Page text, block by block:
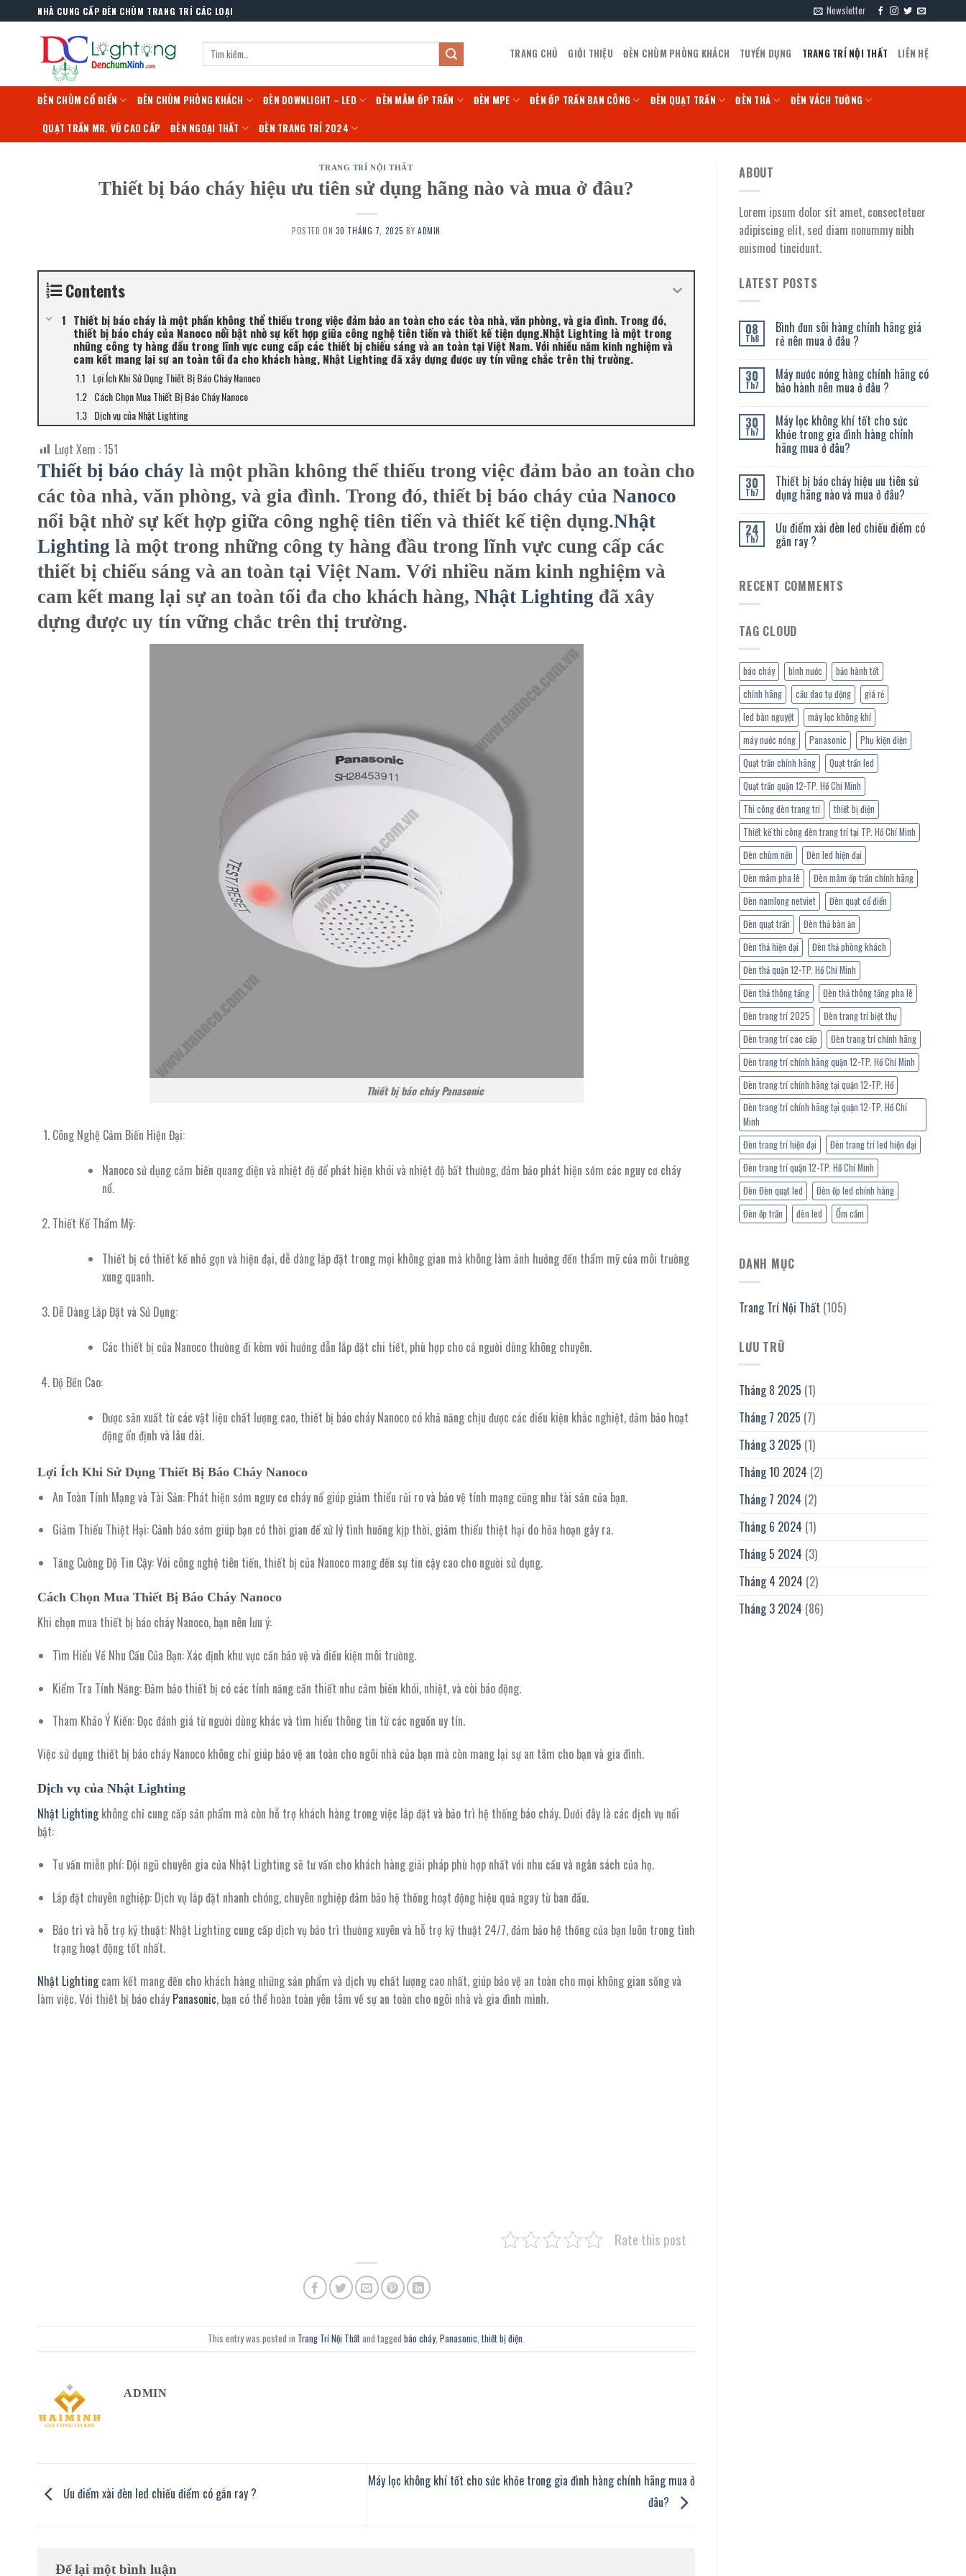
to
NHÀ CUNG CẤP ĐÈN CHÙM TRANG TRÍ CÁC LOẠI Newsletter
Tìm
kiếm:
TRANG CHỦ GIỚI THIỆU ĐÈN CHÙM PHÒNG KHÁCH TUYỂN DỤNG TRANG TRÍ NỘI THẤT LIÊN HỆ
ĐÈN CHÙM CỔ ĐIỂN ĐÈN CHÙM PHÒNG KHÁCH ĐÈN DOWNLIGHT – LED ĐÈN MÂM ỐP TRẦN ĐÈN MPE ĐÈN ỐP TRẦN BAN CÔNG ĐÈN QUẠT TRẦN ĐÈN THẢ ĐÈN VÁCH TƯỜNG
QUẠT TRẦN MR. VŨ CAO CẤP ĐÈN NGOẠI THẤT ĐÈN TRANG TRÍ 2024
TRANG TRÍ NỘI THẤT
Thiết bị báo cháy hiệu ưu tiên sử dụng hãng nào và mua ở đâu?
POSTED ON 30 THÁNG 7, 2025 BY ADMIN
Contents
Thiết bị báo cháy là một phần không thể thiếu trong việc đảm bảo an toàn cho các tòa nhà, văn phòng, và gia đình. Trong đó,
thiết bị báo cháy của Nanoco nổi bật nhờ sự kết hợp giữa công nghệ tiên tiến và thiết kế tiện dụng.Nhật Lighting là một trong
những công ty hàng đầu trong lĩnh vực cung cấp các thiết bị chiếu sáng và an toàn tại Việt Nam. Với nhiều năm kinh nghiệm và
cam kết mang lại sự an toàn tối đa cho khách hàng, Nhật Lighting đã xây dựng được uy tín vững chắc trên thị trường.
Lợi Ích Khi Sử Dụng Thiết Bị Báo Cháy Nanoco
Cách Chọn Mua Thiết Bị Báo Cháy Nanoco
Dịch vụ của Nhật Lighting
Lượt Xem :151
Thiết bị báo cháy là một phần không thể thiếu trong việc đảm bảo an toàn cho
các tòa nhà, văn phòng, và gia đình. Trong đó, thiết bị báo cháy của Nanoco
nổi bật nhờ sự kết hợp giữa công nghệ tiên tiến và thiết kế tiện dụng.Nhật
Lighting là một trong những công ty hàng đầu trong lĩnh vực cung cấp các
thiết bị chiếu sáng và an toàn tại Việt Nam. Với nhiều năm kinh nghiệm và
cam kết mang lại sự an toàn tối đa cho khách hàng, Nhật Lighting đã xây
dựng được uy tín vững chắc trên thị trường.
Thiết bị báo cháy Panasonic
Công Nghệ Cảm Biến Hiện Đại:
Nanoco sử dụng cảm biến quang điện và nhiệt độ để phát hiện khói và nhiệt độ bất thường, đảm bảo phát hiện sớm các nguy cơ cháy
nổ.
Thiết Kế Thẩm Mỹ:
Thiết bị có thiết kế nhỏ gọn và hiện đại, dễ dàng lắp đặt trong mọi không gian mà không làm ảnh hưởng đến thẩm mỹ của môi trường
xung quanh.
Dễ Dàng Lắp Đặt và Sử Dụng:
Các thiết bị của Nanoco thường đi kèm với hướng dẫn lắp đặt chi tiết, phù hợp cho cả người dùng không chuyên.
Độ Bền Cao:
Được sản xuất từ các vật liệu chất lượng cao, thiết bị báo cháy Nanoco có khả năng chịu được các điều kiện khắc nghiệt, đảm bảo hoạt
động ổn định và lâu dài.
Lợi Ích Khi Sử Dụng Thiết Bị Báo Cháy Nanoco
An Toàn Tính Mạng và Tài Sản: Phát hiện sớm nguy cơ cháy nổ giúp giảm thiểu rủi ro và bảo vệ tính mạng cũng như tài sản của bạn.
Giảm Thiểu Thiệt Hại: Cảnh báo sớm giúp bạn có thời gian để xử lý tình huống kịp thời, giảm thiểu thiệt hại do hỏa hoạn gây ra.
Tăng Cường Độ Tin Cậy: Với công nghệ tiên tiến, thiết bị của Nanoco mang đến sự tin cậy cao cho người sử dụng.
Cách Chọn Mua Thiết Bị Báo Cháy Nanoco
Khi chọn mua thiết bị báo cháy Nanoco, bạn nên lưu ý:
Tìm Hiểu Về Nhu Cầu Của Bạn: Xác định khu vực cần bảo vệ và điều kiện môi trường.
Kiểm Tra Tính Năng: Đảm bảo thiết bị có các tính năng cần thiết như cảm biến khói, nhiệt, và còi báo động.
Tham Khảo Ý Kiến: Đọc đánh giá từ người dùng khác và tìm hiểu thông tin từ các nguồn uy tín.
Việc sử dụng thiết bị báo cháy Nanoco không chỉ giúp bảo vệ an toàn cho ngôi nhà của bạn mà còn mang lại sự an tâm cho bạn và gia đình.
Dịch vụ của Nhật Lighting
Nhật Lightingkhông chỉ cung cấp sản phẩm mà còn hỗ trợ khách hàng trong việc lắp đặt và bảo trì hệ thống báo cháy. Dưới đây là các dịch vụ nổi
bật:
Tư vấn miễn phí: Đội ngũ chuyên gia của Nhật Lighting sẽ tư vấn cho khách hàng giải pháp phù hợp nhất với nhu cầu và ngân sách của họ.
Lắp đặt chuyên nghiệp: Dịch vụ lắp đặt nhanh chóng, chuyên nghiệp đảm bảo hệ thống hoạt động hiệu quả ngay từ ban đầu.
Bảo trì và hỗ trợ kỹ thuật: Nhật Lighting cung cấp dịch vụ bảo trì thường xuyên và hỗ trợ kỹ thuật 24/7, đảm bảo hệ thống của bạn luôn trong tình
trạng hoạt động tốt nhất.
Nhật Lightingcam kết mang đến cho khách hàng những sản phẩm và dịch vụ chất lượng cao nhất, giúp bảo vệ an toàn cho mọi không gian sống và
làm việc. Với thiết bị báo cháy Panasonic, bạn có thể hoàn toàn yên tâm về sự an toàn cho ngôi nhà và gia đình mình.
Rate this post
This entry was posted in Trang Trí Nội Thấtand tagged báo cháy, Panasonic thiết bị điện
ADMIN
Ưu điểm xài đèn led chiếu điểm có gắn ray ?
Máy lọc không khí tốt cho sức khỏe trong gia đình hàng chính hãng mua ở
đâu?
Để lại một bình luận
ABOUT
Lorem ipsum dolor sit amet, consectetuer
adipiscing elit, sed diam nonummy nibh
euismod tincidunt.
LATEST POSTS
08
Th8
Bình đun sôi hàng chính hãng giá
rẻ nên mua ở đâu ?
30
Th7
Máy nước nóng hàng chính hãng có
bảo hành nên mua ở đâu ?
30
Th7
Máy lọc không khí tốt cho sức
khỏe trong gia đình hàng chính
hãng mua ở đâu?
30
Th7
Thiết bị báo cháy hiệu ưu tiên sử
dụng hãng nào và mua ở đâu?
24
Th7
Ưu điểm xài đèn led chiếu điểm có
gắn ray ?
RECENT COMMENTS
TAG CLOUD
báo cháy bình nước
bảo hành tốt
chính hãng
cầu dao tự động
giá rẻ
led bàn nguyệt
máy lọc không khí
máy nước nóng
Panasonic
Phụ kiện điện
Quạt trần chính hãng
Quạt trần led
Quạt trần quận 12-TP. Hồ Chí Minh
Thi công đèn trang trí
thiết bị điện
Thiết kế thi công đèn trang trí tại TP. Hồ Chí Minh
Đèn chùm nến
Đèn led hiện đại
Đèn mâm pha lê
Đèn mâm ốp trần chính hãng
Đèn namlong netviet
Đèn quạt cổ điển
Đèn quạt trần
Đèn thả bàn ăn
Đèn thả hiện đại
Đèn thả phòng khách
Đèn thả quận 12-TP. Hồ Chí Minh
Đèn thả thông tầng
Đèn thả thông tầng pha lê
Đèn trang trí 2025
Đèn trang trí biệt thự
Đèn trang trí cao cấp
Đèn trang trí chính hãng
Đèn trang trí chính hãng quận 12-TP. Hồ Chí Minh
Đèn trang trí chính hãng tại quận 12-TP. Hồ
Đèn trang trí chính hãng tại quận 12-TP. Hồ Chí
Minh
Đèn trang trí hiện đại
Đèn trang trí led hiện đại
Đèn trang trí quận 12-TP. Hồ Chí Minh
Đèn Đèn quạt led
Đèn ốp led chính hãng
Đèn ốp trần
đèn led Ổm cắm
DANH MỤC
Trang Trí Nội Thất (105)
LƯU TRỮ
Tháng 8 2025 (1)
Tháng 7 2025 (7)
Tháng 3 2025 (1)
Tháng 10 2024 (2)
Tháng 7 2024 (2)
Tháng 6 2024 (1)
Tháng 5 2024 (3)
Tháng 4 2024 (2)
Tháng 3 2024 (86)